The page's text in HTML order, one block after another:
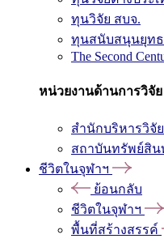
ทุนวิจัย สบจ.
ทุนสนับสนุนยุทธ
The Second
หน่วยงานด้านการวิจัย
สำนักบริหารวิจัย
สถาบันทรัพย์สิ
ชีวิตในจุฬาฯ
ย้อนกลับ
ชีวิตในจุฬาฯ
พื้นที่สร้างสรรค์